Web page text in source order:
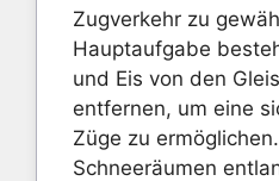
Zugverkehr zu
Hauptaufgabe
und Eis von den
entfernen, um eine
Züge zu
Schneeräumen